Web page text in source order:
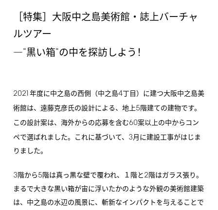
［特集］大阪中之島美術館・誌上バーチャ
ルツアー
―"黒い箱"の中を探訪しよう！
2021年度に中之島の西側（中之島4丁目）に建つ大阪中之島美
術館は、遠藤克彦氏の設計による、地上5階建ての建物です。
この設計案は、海外からの応募を含む60案以上の中からコン
ペで選ばれました。これに基づいて、 3月に建設工事がはじま
りました。
3階から5階は真っ黒な壁で覆われ、１階と2階はガラス張り。
まるで大きな黒い箱が宙に浮いたかのような外観の美術館建築
は、中之島の水辺の風景に、斬新なインパクトを与えることで